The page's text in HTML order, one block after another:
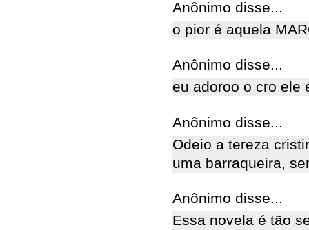
Anônimo disse...
o pior é aquela
Anônimo disse...
eu adoroo o cro ele
Anônimo disse...
Odeio a tereza
uma barraqueira,
Anônimo disse...
Essa novela é tão